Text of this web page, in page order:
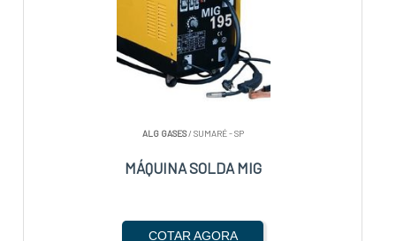
ALG GASES/ SUMARÉ - SP
MÁQUINA SOLDA MIG
COTAR AGORA